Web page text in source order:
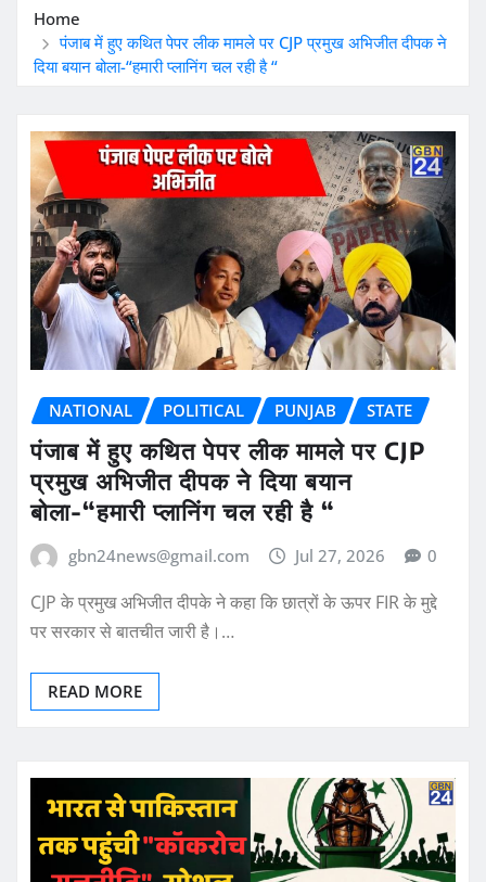
Home
पंजाब में हुए कथित पेपर लीक मामले पर CJP प्रमुख अभिजीत दीपक ने
दिया बयान बोला-“हमारी प्लानिंग चल रही है “
NATIONAL POLITICAL PUNJAB STATE
पंजाब में हुए कथित पेपर लीक मामले पर CJP
प्रमुख अभिजीत दीपक ने दिया बयान
बोला-“हमारी प्लानिंग चल रही है “
gbn24news@gmail.com Jul 27, 2026 0
CJP के प्रमुख अभिजीत दीपके ने कहा कि छात्रों के ऊपर FIR के मुद्दे
पर सरकार से बातचीत जारी है।…
READ MORE